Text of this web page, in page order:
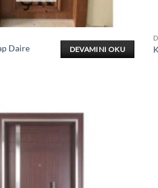
Daire
DEVAMINI OKU